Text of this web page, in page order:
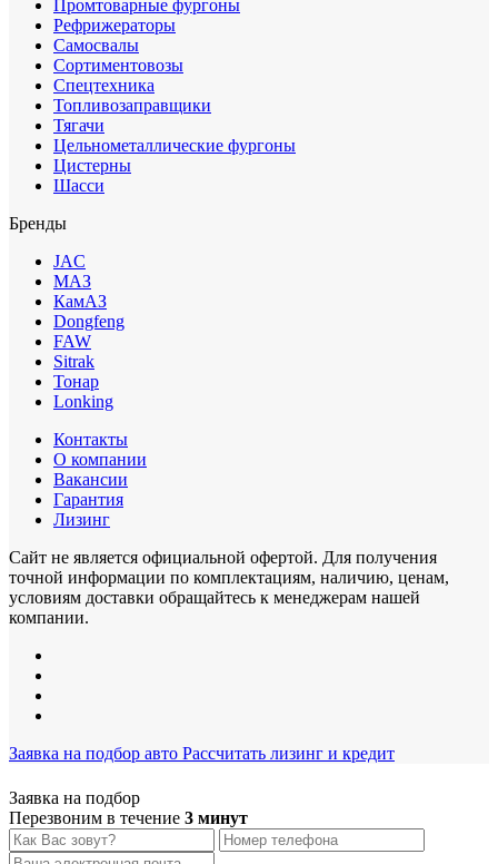
Промтоварные фургоны
Рефрижераторы
Самосвалы
Сортиментовозы
Спецтехника
Топливозаправщики
Тягачи
Цельнометаллические фургоны
Цистерны
Шасси
Бренды
JAC
МАЗ
КамАЗ
Dongfeng
FAW
Sitrak
Тонар
Lonking
Контакты
О компании
Вакансии
Гарантия
Лизинг
Сайт не является официальной офертой. Для получения
точной информации по комплектациям, наличию, ценам,
условиям доставки обращайтесь к менеджерам нашей
компании.
Заявка на подбор авто Рассчитать лизинг и кредит
Заявка на подбор
Перезвоним в течение 3 минут